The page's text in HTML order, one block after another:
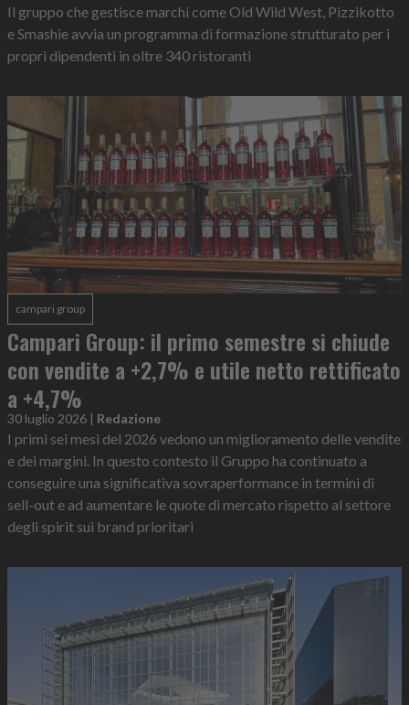
Il gruppo che gestisce marchi come Old Wild West, Pizzikotto
e Smashie avvia un programma di formazione strutturato per i
propri dipendenti in oltre 340 ristoranti
campari group
Campari Group: il primo semestre si chiude
con vendite a +2,7% e utile netto rettificato
a +4,7%
30 luglio 2026 | Redazione
I primi sei mesi del 2026 vedono un miglioramento delle vendite
e dei margini. In questo contesto il Gruppo ha continuato a
conseguire una significativa sovraperformance in termini di
sell-out e ad aumentare le quote di mercato rispetto al settore
degli spirit sui brand prioritari